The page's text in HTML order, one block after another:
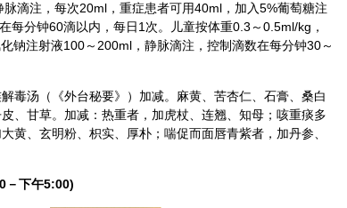
滴注，每次20ml，重症患者可用40ml，加入5%葡萄糖注
分钟60滴以内，每日1次。儿童按体重0.3～0.5ml/kg，
钠注射液100～200ml，静脉滴注，控制滴数在每分钟30～
解毒汤（《外台秘要》）加减。麻黄、苦杏仁、石膏、桑白
、甘草。加减：热重者，加虎杖 连翘 知母 ；咳重痰多
大黄 、玄明粉、 枳实 厚朴 ；喘促而面唇青紫者，加丹参
－下午5:00)